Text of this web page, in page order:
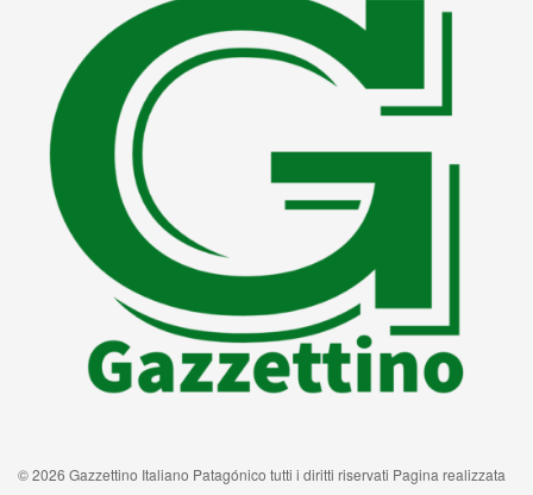
© 2026 Gazzettino Italiano Patagónico tutti i diritti riservati Pagina realizzata